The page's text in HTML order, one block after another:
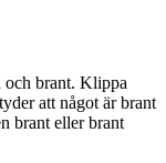
och brant. Klippa
att något är brant
brant eller brant